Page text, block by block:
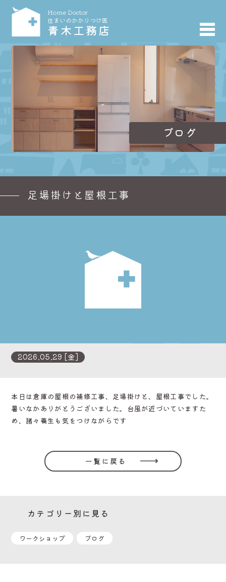
Home Doctor
住まいのかかりつけ医
青木工務店
ブログ
足場掛けと屋根工事
2026.05.29 [金]
本日は倉庫の屋根の補修工事、足場掛けと、屋根工事でした。
暑いなかありがとうございました。台風が近づいていますた
め、諸々養生も気をつけながらです
一覧に戻る
カテゴリー別に見る
ワークショップ ブログ